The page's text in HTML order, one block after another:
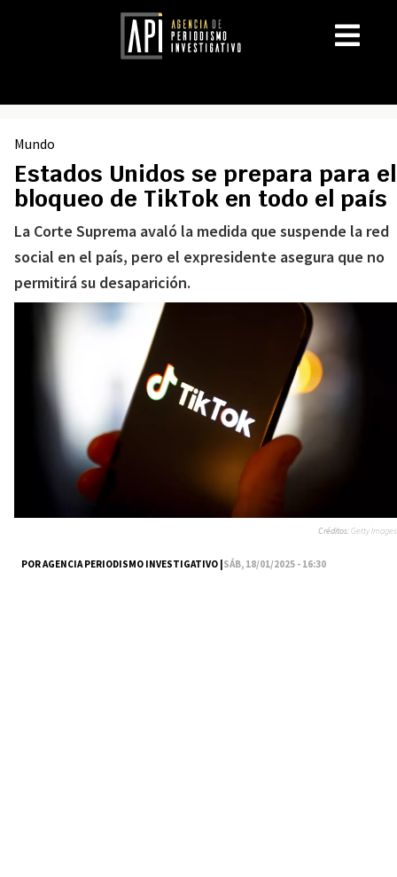
Mundo
Estados Unidos se prepara para el
bloqueo de TikTok en todo el país
La Corte Suprema avaló la medida que suspende la red
social en el país, pero el expresidente asegura que no
permitirá su desaparición.
POR AGENCIA PERIODISMO INVESTIGATIVO |SÁB, 18/01/2025 - 16:30
Créditos:Getty Images